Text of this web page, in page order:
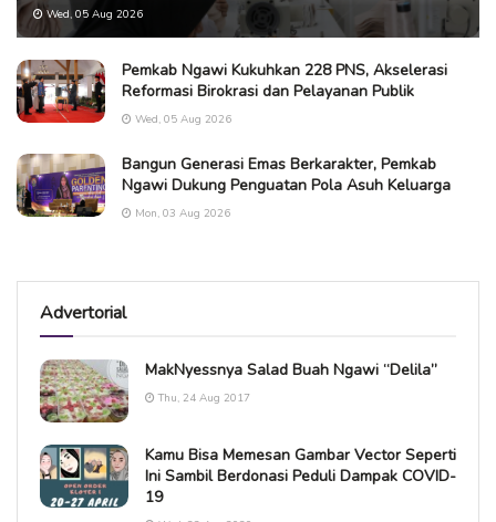
Wed, 05 Aug 2026
Pemkab Ngawi Kukuhkan 228 PNS, Akselerasi
Reformasi Birokrasi dan Pelayanan Publik
Wed, 05 Aug 2026
Bangun Generasi Emas Berkarakter, Pemkab
Ngawi Dukung Penguatan Pola Asuh Keluarga
Mon, 03 Aug 2026
Advertorial
MakNyessnya Salad Buah Ngawi “Delila”
Thu, 24 Aug 2017
Kamu Bisa Memesan Gambar Vector Seperti
Ini Sambil Berdonasi Peduli Dampak COVID-
19